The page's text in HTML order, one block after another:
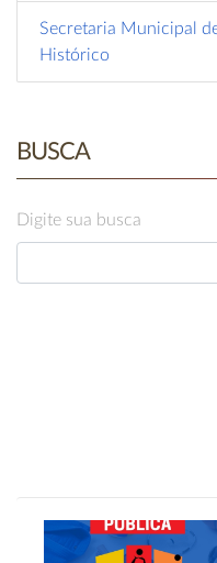
Secretaria Municipal
Histórico
BUSCA
Digite sua busca